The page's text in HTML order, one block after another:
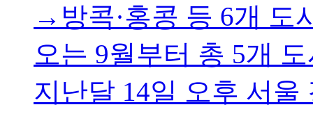
→방콕·홍콩 등 6개 도
오는 9월부터 총 5개
지난달 14일 오후 서